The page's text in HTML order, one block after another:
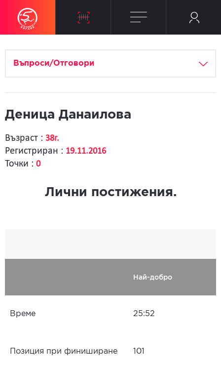
Въпроси/Отговори
Деница Данаилова
Възраст : 38г.
Регистриран : 19.11.2016
Точки : 0
Лични постижения.
Най-добро
Време 25:52
Позиция при финиширане 101